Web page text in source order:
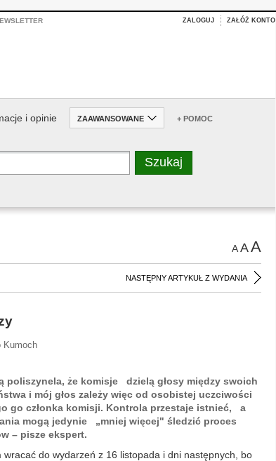
ZALOGUJ ZAŁÓŻ KONTO
i opinie ZAAWANSOWANE + POMOC
AAA
NASTĘPNY ARTYKUŁ Z WYDANIA
Kumoch
poliszynela, że komisje dzielą głosy między swoich
i mój głos zależy więc od osobistej uczciwości
go członka komisji. Kontrola przestaje istnieć, a
mogą jedynie „mniej więcej" śledzić proces
– pisze ekspert.
wracać do wydarzeń z 16 listopada i dni następnych, bo